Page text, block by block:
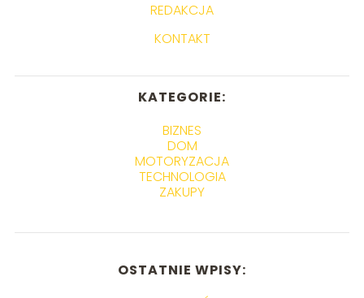
REDAKCJA
KONTAKT
KATEGORIE:
BIZNES
DOM
MOTORYZACJA
TECHNOLOGIA
ZAKUPY
OSTATNIE WPISY: